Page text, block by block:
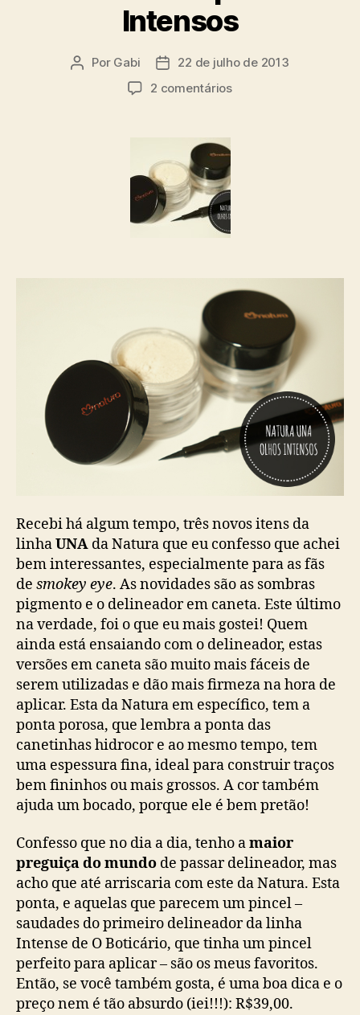
Intensos
Autor
Por Gabi
Data22 de julho de 2013
2 comentáriosem
Recebi há algum tempo, três novos itens da
linhaUNA da Natura que eu confesso que achei
bem interessantes, especialmente para as fãs
de smokey eye. As novidades são as sombras
pigmento e o delineador em caneta. Este último
na verdade, foi o que eu mais gostei! Quem
ainda está ensaiando com o delineador, estas
versões em caneta são muito mais fáceis de
serem utilizadas e dão mais firmeza na hora de
aplicar. Esta da Natura em específico, tem a
ponta porosa, que lembra a ponta das
canetinhas hidrocor e ao mesmo tempo, tem
uma espessura fina, ideal para construir traços
bem fininhos ou mais grossos. A cor também
ajuda um bocado, porque ele é bem pretão!
Confesso que no dia a dia, tenho amaior
preguiça do mundo de passar delineador, mas
acho que até arriscaria com este da Natura. Esta
ponta, e aquelas que parecem um pincel –
saudades do primeiro delineador da linha
Intense de O Boticário, que tinha um pincel
perfeito para aplicar – são os meus favoritos.
Então, se você também gosta, é uma boa dica e o
preço nem é tão absurdo (iei!!!): R$39,00.